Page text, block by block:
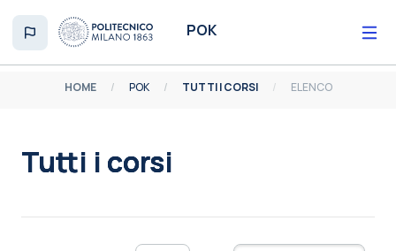
POK
HOME POK TUTTI I CORSI ELENCO
Tutti i corsi